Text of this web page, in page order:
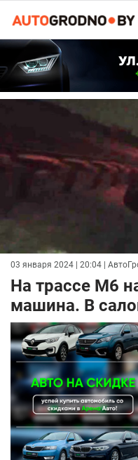
03 января 2024 | 20:04 |
На трассе М6
машина. В